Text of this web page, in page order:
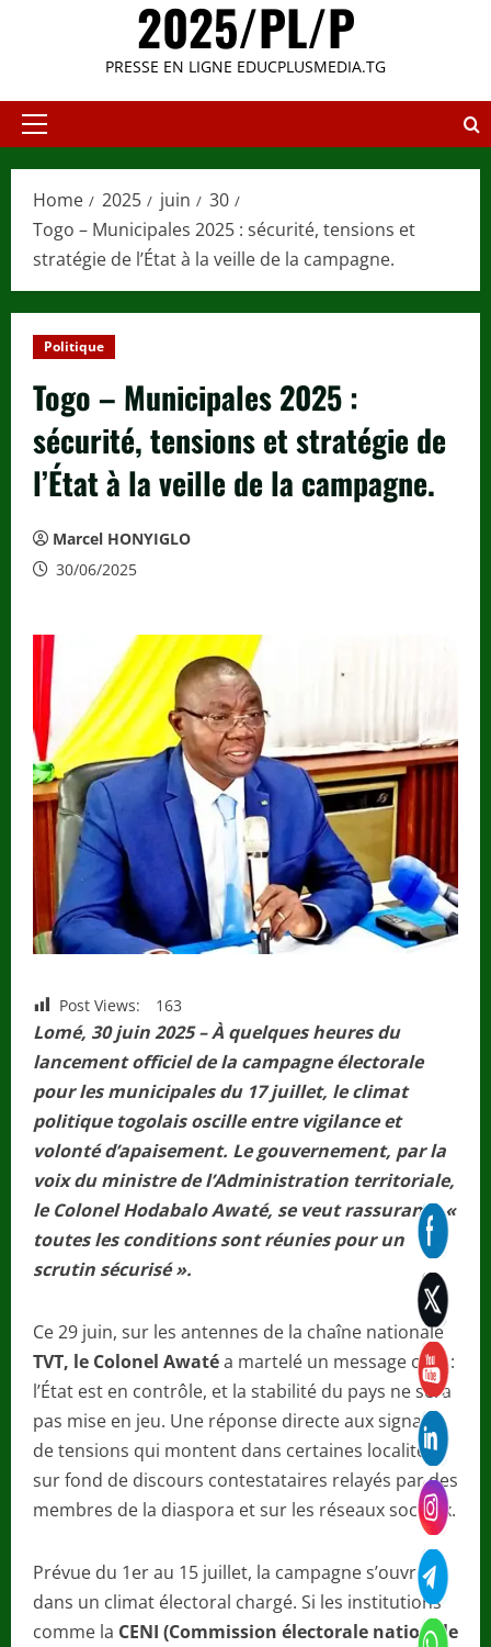
2025/PL/P
PRESSE EN LIGNE EDUCPLUSMEDIA.TG
Primary
Home 2025 juin
30
Togo – Municipales 2025 : sécurité, tensions et
stratégie de l’État à la veille de la campagne.
Politique
Togo – Municipales 2025 :
sécurité, tensions et stratégie de
l’État à la veille de la campagne.
Marcel HONYIGLO
30/06/2025
Post Views: 163
Lomé, 30 juin 2025 – À quelques heures du
lancement officiel de la campagne électorale
pour les municipales du 17 juillet, le climat
politique togolais oscille entre vigilance et
volonté d’apaisement. Le gouvernement, par la
voix du ministre de l’Administration territoriale,
le Colonel Hodabalo Awaté, se veut rassurant : «
toutes les conditions sont réunies pour un
scrutin sécurisé ».
Ce 29 juin, sur les antennes de la chaîne nationale
TVT, le Colonel Awatéa martelé un message clair :
l’État est en contrôle, et la stabilité du pays ne sera
pas mise en jeu. Une réponse directe aux signaux
de tensions qui montent dans certaines localités,
sur fond de discours contestataires relayés par des
membres de la diaspora et sur les réseaux sociaux.
Prévue du 1er au 15 juillet, la campagne s’ouvre
dans un climat électoral chargé. Si les institutions
comme la CENI (Commission électorale nationale